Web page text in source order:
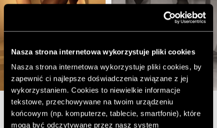
Nasza strona internetowa wykorzystuje pliki cookies
Nasza strona internetowa wykorzystuje pliki cookies, by
zapewnić ci najlepsze doświadczenia związane z jej
wykorzystaniem. Cookies to niewielkie informacje
tekstowe, przechowywane na twoim urządzeniu
końcowym (np. komputerze, tablecie, smartfonie), które
mogą być odczytywane przez nasz system